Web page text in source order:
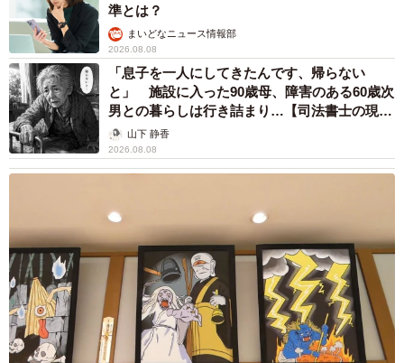
準とは？
まいどなニュース情報部
2026.08.08
「息子を一人にしてきたんです、帰らない
と」 施設に入った90歳母、障害のある60歳次
男との暮らしは行き詰まり…【司法書士の現場
から】山下 静香
2026.08.08